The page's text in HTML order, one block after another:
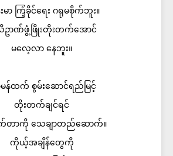
မာ ကြံ့ခိုင်ရေး ဂရုမစိုက်ဘူး။
ာဏ်ဖွံ့ဖြိုးတိုးတက်အောင်
မလေ့လာ နေဘူး။
န်ထက် စွမ်းဆောင်ရည်မြင့်
တိုးတက်ချင်ရင်
တာကို သေချာတည်ဆောက်။
ကိုယ့်အချိန်တွေကို